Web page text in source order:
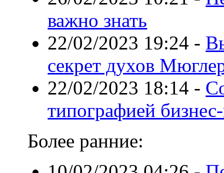
важно знать
22/02/2023 19:24 -
секрет духов
22/02/2023 18:14 -
типографией
Более ранние: